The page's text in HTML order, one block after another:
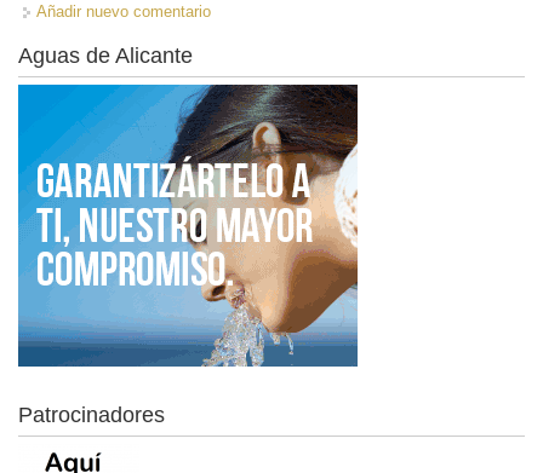
Añadir nuevo comentario
Aguas de Alicante
Patrocinadores